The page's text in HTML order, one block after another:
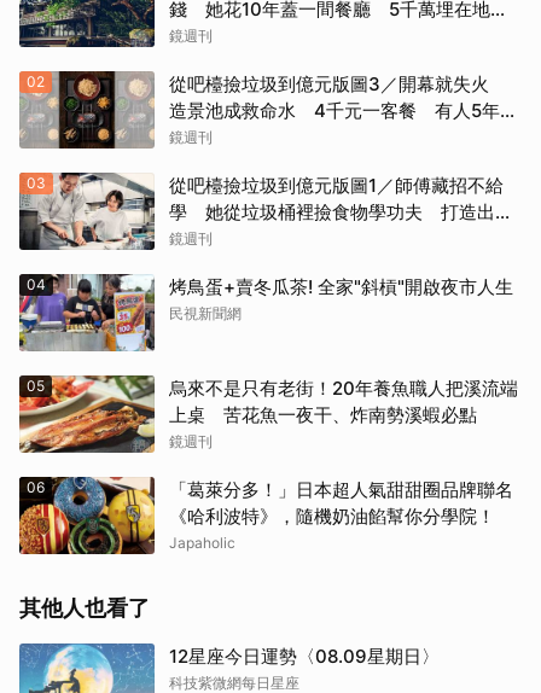
錢 她花10年蓋一間餐廳 5千萬埋在地下
瀕臨破產
鏡週刊
02
從吧檯撿垃圾到億元版圖3／開幕就失火
造景池成救命水 4千元一客餐 有人5年吃
了50次
鏡週刊
03
從吧檯撿垃圾到億元版圖1／師傅藏招不給
學 她從垃圾桶裡撿食物學功夫 打造出最
難訂的餐廳
鏡週刊
04 烤鳥蛋+賣冬瓜茶! 全家"斜槓"開啟夜市人生
民視新聞網
05
烏來不是只有老街！20年養魚職人把溪流端
上桌 苦花魚一夜干、炸南勢溪蝦必點
鏡週刊
06
「葛萊分多！」日本超人氣甜甜圈品牌聯名
《哈利波特》，隨機奶油餡幫你分學院！
Japaholic
其他人也看了
12星座今日運勢〈08.09星期日〉
科技紫微網每日星座
取消